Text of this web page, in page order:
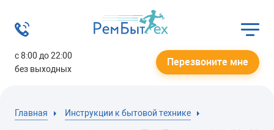
с 8:00 до 22:00
без выходных
Перезвоните мне
Главная Инструкции к бытовой технике